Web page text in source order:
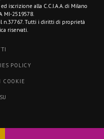
ed iscrizione alla C.C.I.A.A. di Milano
MI-2519578.
n.37767. Tutti i diritti di proprietà
riservati.
POLICY
COOKIE